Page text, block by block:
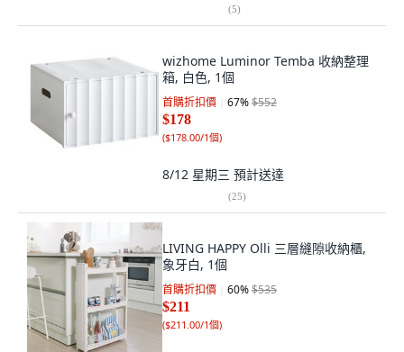
(5)
wizhome Luminor Temba 收納整理
箱, 白色, 1個
首購折扣價 67%$552
$178
($178.00/1個)
8/12 星期三 預計送達
(25)
LIVING HAPPY Olli 三層縫隙收納櫃,
象牙白, 1個
首購折扣價 60%$535
$211
($211.00/1個)